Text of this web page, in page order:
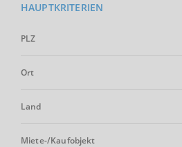
HAUPTKRITERIEN
PLZ
Ort
Land
Miete-/Kaufobjekt